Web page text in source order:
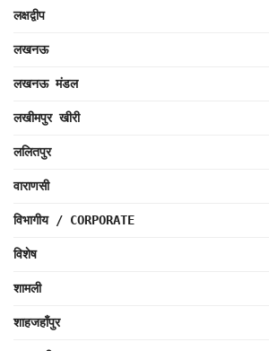
लक्षद्वीप
लखनऊ
लखनऊ मंडल
लखीमपुर खीरी
ललितपुर
वाराणसी
विभागीय / CORPORATE
विशेष
शामली
शाहजहाँपुर